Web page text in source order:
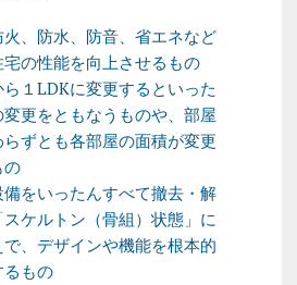
、防水、防音、省エネなど
宅の性能を向上させるもの
ら１LDKに変更するといった
更をともなうものや、部屋
ずとも各部屋の面積が変更
の
備をいったんすべて撤去・解
ケルトン（骨組）状態」に
で、デザインや機能を根本的
るもの